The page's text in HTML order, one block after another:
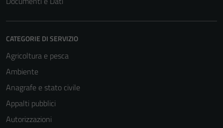
CATEGORIE DI SERVIZIO
Agricoltura e pesca
Ambiente
Anagrafe e stato civile
Appalti pubblici
Autorizzazioni